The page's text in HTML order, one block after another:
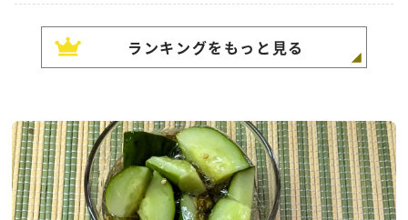
ランキングをもっと見る